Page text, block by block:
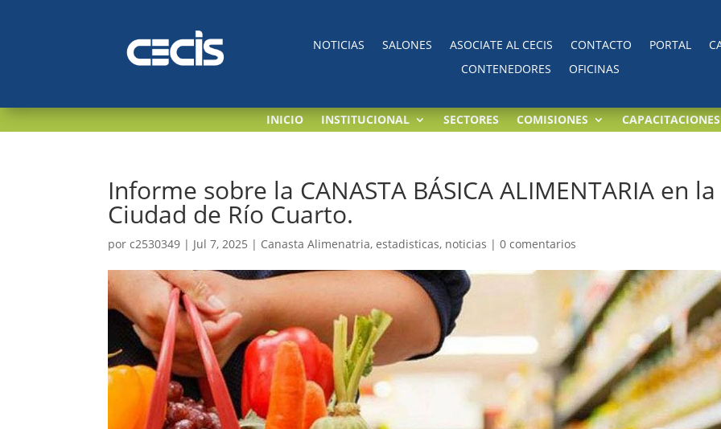
NOTICIAS SALONES ASOCIATE AL CECIS CONTACTO PORTAL
CONTENEDORES
OFICINAS
INICIO INSTITUCIONAL SECTORES COMISIONES CAPACITACIONES
Informe sobre la CANASTA BÁSICA ALIMENTARIA en la
Ciudad de Río Cuarto.
porc2530349 | Jul 7, 2025 | Canasta Alimenatria,estadisticas, noticias |0 comentarios